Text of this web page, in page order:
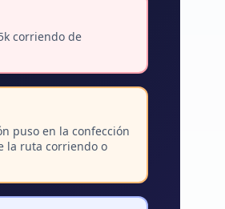
corriendo de
puso en la confección
la ruta corriendo o